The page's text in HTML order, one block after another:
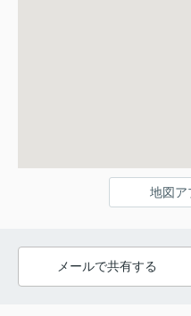
地図ア
メールで共有する